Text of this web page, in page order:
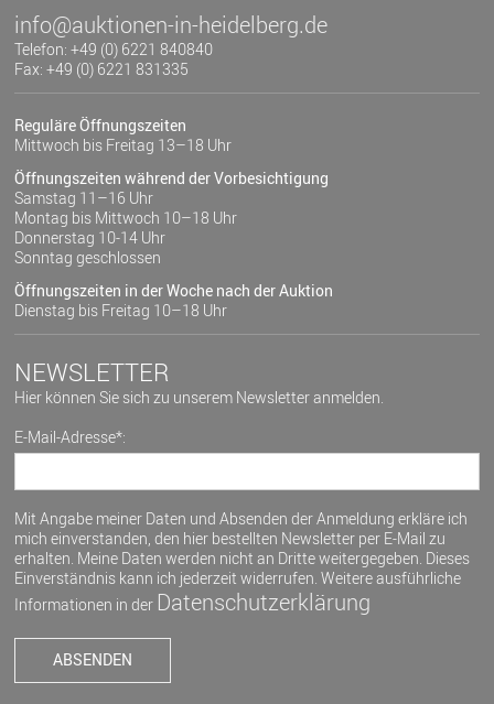
info@auktionen-in-heidelberg.de
Telefon: +49 (0) 6221 840840
Fax: +49 (0) 6221 831335
Reguläre Öffnungszeiten
Mittwoch bis Freitag 13–18 Uhr
Öffnungszeiten während der Vorbesichtigung
Samstag 11–16 Uhr
Montag bis Mittwoch 10–18 Uhr
Donnerstag 10-14 Uhr
Sonntag geschlossen
Öffnungszeiten in der Woche nach der Auktion
Dienstag bis Freitag 10–18 Uhr
NEWSLETTER
Hier können Sie sich zu unserem Newsletter anmelden.
E-Mail-Adresse*:
Mit Angabe meiner Daten und Absenden der Anmeldung erkläre ich
mich einverstanden, den hier bestellten Newsletter per E-Mail zu
erhalten. Meine Daten werden nicht an Dritte weitergegeben. Dieses
Einverständnis kann ich jederzeit widerrufen. Weitere ausführliche
Informationen in der Datenschutzerklärung